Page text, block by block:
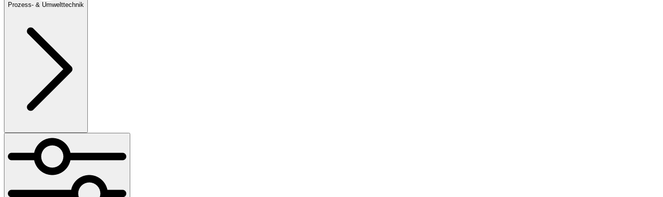
Prozess- & Umwelttechnik